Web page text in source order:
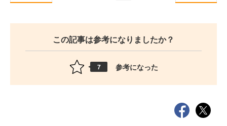
この記事は参考になりましたか？
7 参考になった